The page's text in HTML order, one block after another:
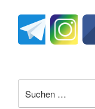
nach: